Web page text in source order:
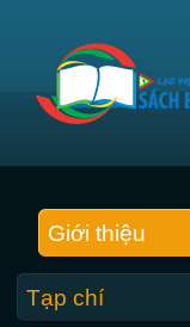
Giới thiệu
Tạp chí